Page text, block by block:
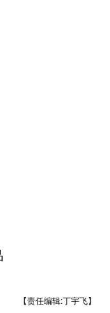
【责任编辑:丁宇飞】